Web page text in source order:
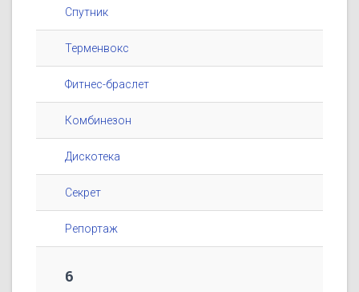
Спутник
Терменвокс
Фитнес-браслет
Комбинезон
Дискотека
Секрет
Репортаж
6